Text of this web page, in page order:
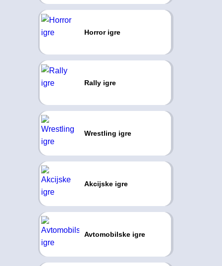
Horror igre
Rally igre
Wrestling igre
Akcijske igre
Avtomobilske igre